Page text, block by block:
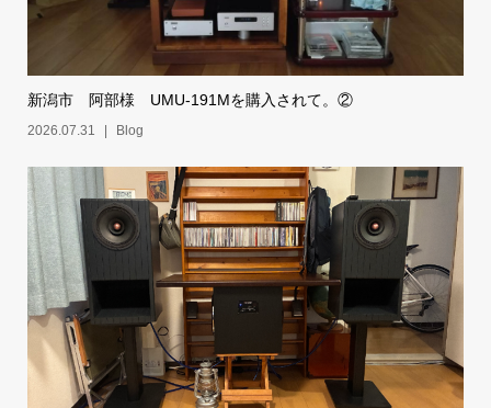
新潟市 阿部様 UMU-191Mを購入されて。②
2026.07.31 Blog